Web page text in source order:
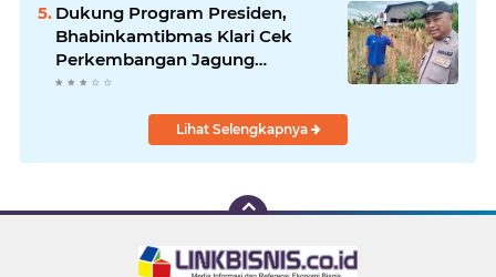
Dukung Program Presiden,
Bhabinkamtibmas Klari Cek
Perkembangan Jagung
Bersama Petani
Lihat Selengkapnya